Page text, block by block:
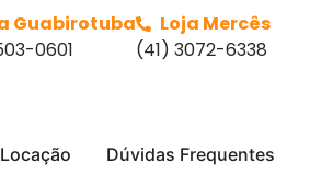
Guabirotuba
0601
Loja Mercês
(41) 3072-6338
Locação Dúvidas Frequentes